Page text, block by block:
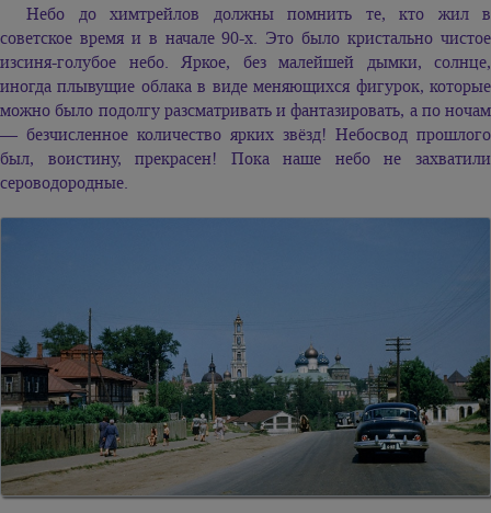
Небо до химтрейлов должны помнить те, кто жил в
советское время и в начале 90-х. Это было кристально чистое
изсиня-голубое небо. Яркое, без малейшей дымки, солнце,
иногда плывущие облака в виде меняющихся фигурок, которые
можно было подолгу разсматривать и фантазировать, а по ночам
— безчисленное количество ярких звёзд! Небосвод прошлого
был, воистину, прекрасен! Пока наше небо не захватили
сероводородные.